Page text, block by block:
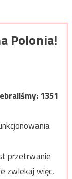
Polonia!
1351
przetrwanie
zwlekaj więc,